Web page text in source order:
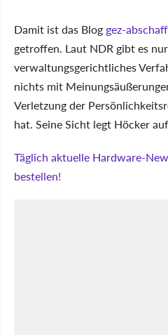
Damit ist das Blog gez-
getroffen. Laut NDR gibt es
verwaltungsgerichtliches
nichts mit
Verletzung der
hat. Seine Sicht legt Höcker
Täglich aktuelle Hardware-
bestellen!